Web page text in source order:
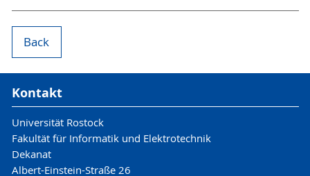
Back
Kontakt
Universität Rostock
Fakultät für Informatik und Elektrotechnik
Dekanat
Albert-Einstein-Straße 26